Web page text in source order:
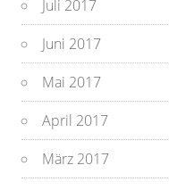
Juli 2017
Juni 2017
Mai 2017
April 2017
März 2017